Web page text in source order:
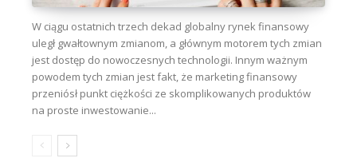
W ciągu ostatnich trzech dekad globalny rynek finansowy
uległ gwałtownym zmianom, a głównym motorem tych zmian
jest dostęp do nowoczesnych technologii. Innym ważnym
powodem tych zmian jest fakt, że marketing finansowy
przeniósł punkt ciężkości ze skomplikowanych produktów
na proste inwestowanie...